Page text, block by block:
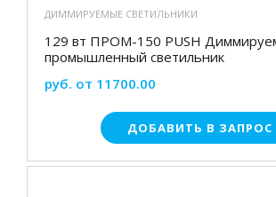
ДИММИРУЕМЫЕ СВЕТИЛЬНИКИ
129 вт ПРОМ-150 PUSH
промышленный светильник
руб. от 11700.00
ДОБАВИТЬ В ЗАПРОС